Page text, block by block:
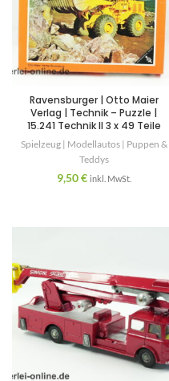
Ravensburger | Otto Maier
Verlag | Technik – Puzzle |
15.241 Technik II 3 x 49 Teile
Spielzeug | Modellautos | Puppen &
Teddys
9,50€ inkl. MwSt.